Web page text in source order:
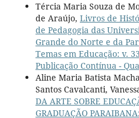
Tércia Maria Souza de
de Araújo, Livros de
de Pedagogia das
Grande do Norte e da
Temas em Educação: v.
Publicação Contínua -
Aline Maria Batista
Santos Cavalcanti,
DA ARTE SOBRE
GRADUAÇÃO